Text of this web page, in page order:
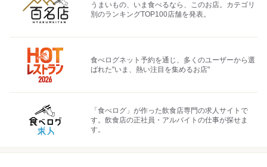
うまいもの、いま食べるなら、このお店。カテゴリ
別のランキングTOP100店舗を発表。
食べログネット予約を通じ、多くのユーザーから選
ばれた"いま、熱い注目を集めるお店"
「食べログ」が作った飲食店専門の求人サイトで
す。飲食店の正社員・アルバイトの仕事が探せま
す。